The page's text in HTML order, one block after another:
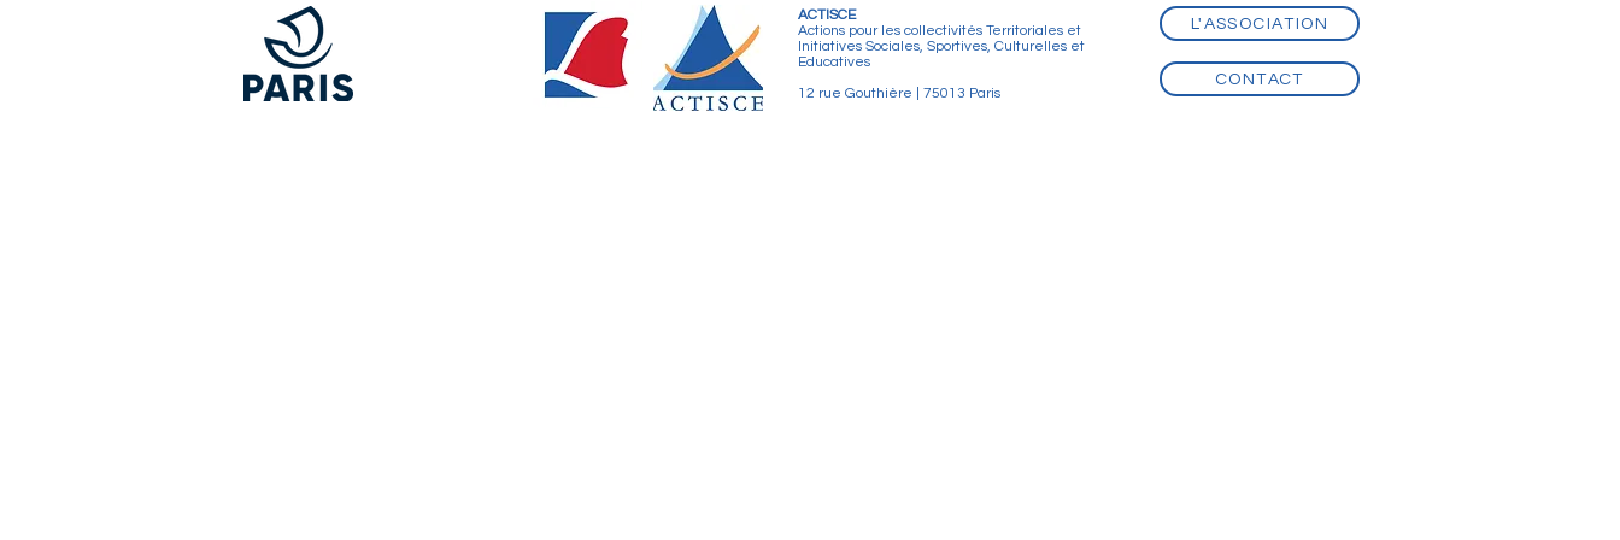
ACTISCE
Actions pour les collectivités Territoriales et
Initiatives Sociales, Sportives, Culturelles et
Educatives
12 rue Gouthière | 75013 Paris
L'ASSOCIATION
CONTACT